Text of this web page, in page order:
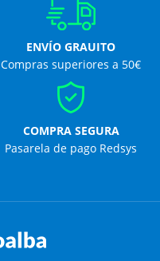
ENVÍO GRAUITO
Compras superiores a 50€
COMPRA SEGURA
Pasarela de pago Redsys